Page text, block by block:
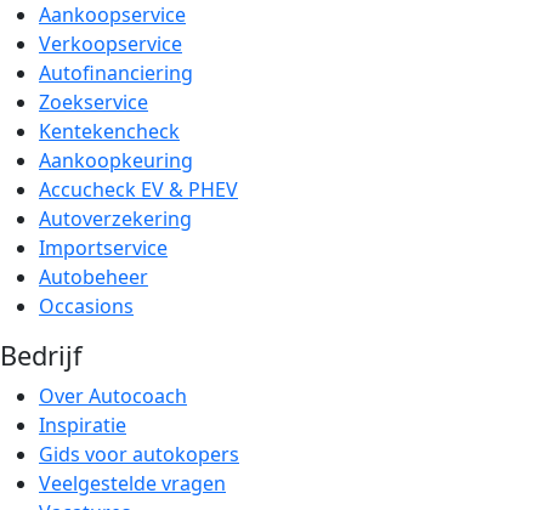
Aankoopservice
Verkoopservice
Autofinanciering
Zoekservice
Kentekencheck
Aankoopkeuring
Accucheck EV & PHEV
Autoverzekering
Importservice
Autobeheer
Occasions
Bedrijf
Over Autocoach
Inspiratie
Gids voor autokopers
Veelgestelde vragen